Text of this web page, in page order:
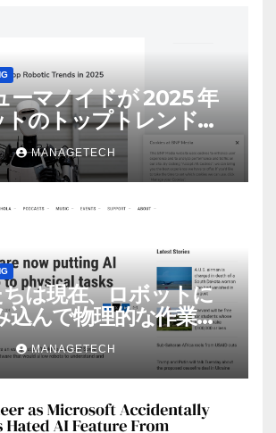
ーマノイドが 2025 年
のトップトレンドに |
MANAGETECH
は現在、ロボットに
込んで物理的な作業を
いる | ノーザン パブ
ジオ: WNIJ および
MANAGETECH